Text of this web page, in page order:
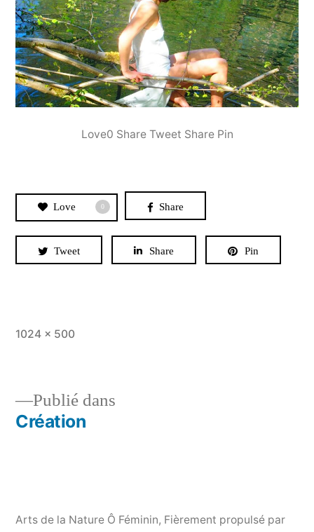
Love0 Share Tweet Share Pin
Love 0 Share
Tweet Share Pin
Taille
1024 × 500
Navigation
Publié dans
Création
Arts de la Nature Ô Féminin, Fièrement propulsé par